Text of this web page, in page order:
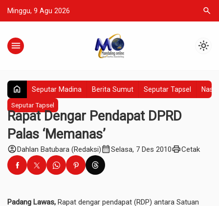
Minggu, 9 Agu 2026 search
menu light_mode
home Seputar Madina Berita Sumut Seputar Tapsel
Seputar Tapsel
Rapat Dengar Pendapat DPRD
Palas ‘Memanas’
account_circleDahlan Batubara (Redaksi)calendar_monthSelasa, 7 Des 2010printCetak
Padang Lawas, Rapat dengar pendapat (RDP) antara Satuan